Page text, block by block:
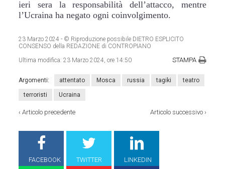
ieri sera la responsabilità dell’attacco, mentre
l’Ucraina ha negato ogni coinvolgimento.
23 Marzo 2024 - © Riproduzione possibile DIETRO ESPLICITO
CONSENSO della REDAZIONE di CONTROPIANO
Ultima modifica:23 Marzo 2024, ore 14:50 STAMPA
Argomenti: attentato Mosca russia tagiki teatro
terroristi Ucraina
‹Articolo precedente Articolo successivo›
FACEBOOK TWITTER LINKEDIN